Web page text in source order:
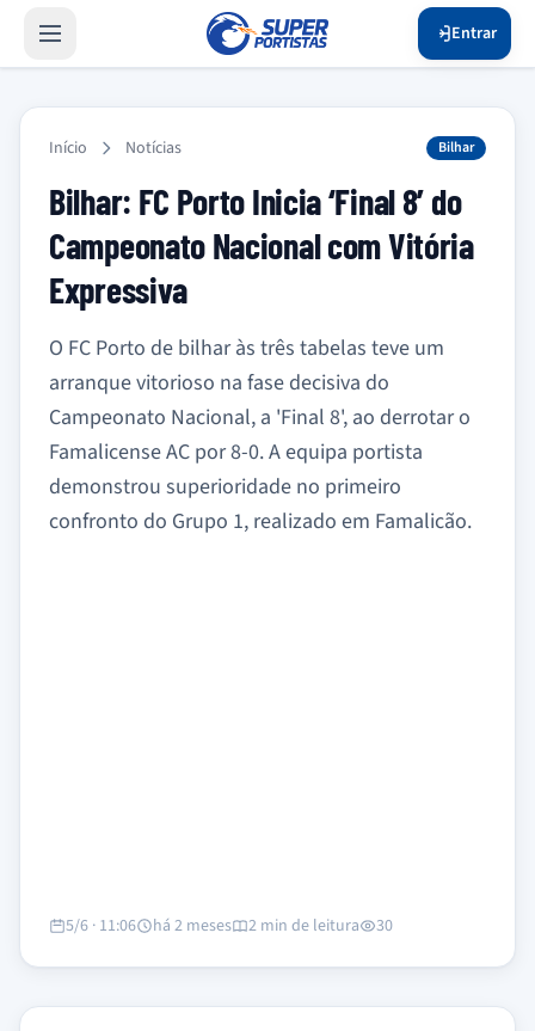
Entrar
Início Notícias Bilhar
Bilhar: FC Porto Inicia ‘Final 8’ do
Campeonato Nacional com Vitória
Expressiva
O FC Porto de bilhar às três tabelas teve um
arranque vitorioso na fase decisiva do
Campeonato Nacional, a 'Final 8', ao derrotar o
Famalicense AC por 8-0. A equipa portista
demonstrou superioridade no primeiro
confronto do Grupo 1, realizado em Famalicão.
5/6 · 11:06 há 2 meses 2 min de leitura 30